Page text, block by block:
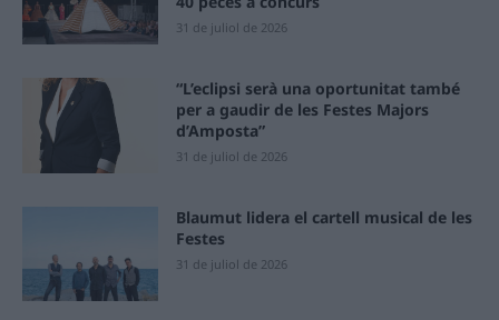
31 de juliol de 2026
“L’eclipsi serà una oportunitat també
per a gaudir de les Festes Majors
d’Amposta”
31 de juliol de 2026
Blaumut lidera el cartell musical de les
Festes
31 de juliol de 2026